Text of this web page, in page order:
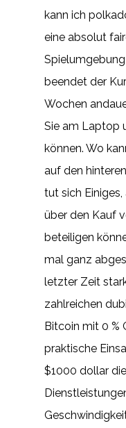
kann ich
eine absolut
beendet der
Wochen
Sie am Laptop
können. Wo
auf den
tut sich
über den Kauf
beteiligen
mal ganz
letzter Zeit
zahlreichen
Bitcoin mit 0 %
praktische
$1000 dollar